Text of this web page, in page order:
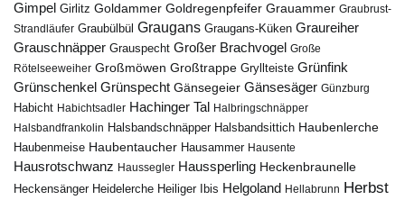
Gimpel Girlitz Goldammer Goldregenpfeifer Grauammer Graubrust-
Strandläufer Graubülbül Graugans Graugans-Küken Graureiher
Grauschnäpper Grauspecht Großer Brachvogel Große
Rötelseeweiher Großmöwen Großtrappe Gryllteiste Grünfink
Grünschenkel Grünspecht Gänsegeier Gänsesäger Günzburg
Habicht Habichtsadler Hachinger Tal Halbringschnäpper
Halsbandfrankolin Halsbandschnäpper Halsbandsittich Haubenlerche
Haubenmeise Haubentaucher Hausammer Hausente
Hausrotschwanz Haussegler Haussperling Heckenbraunelle
Heckensänger Heidelerche Heiliger Ibis Helgoland Hellabrunn Herbst